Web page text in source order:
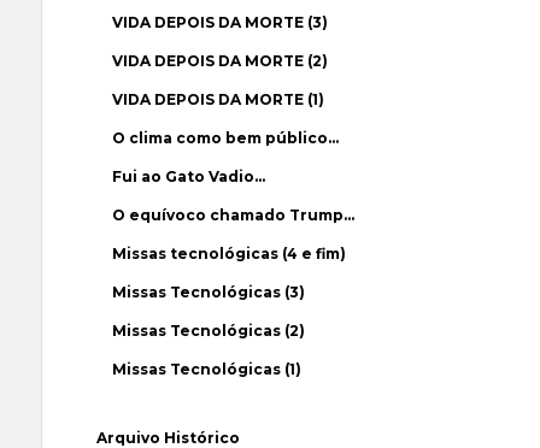
VIDA DEPOIS DA MORTE (3)
VIDA DEPOIS DA MORTE (2)
VIDA DEPOIS DA MORTE (1)
O clima como bem público…
Fui ao Gato Vadio…
O equívoco chamado Trump…
Missas tecnológicas (4 e fim)
Missas Tecnológicas (3)
Missas Tecnológicas (2)
Missas Tecnológicas (1)
Arquivo Histórico